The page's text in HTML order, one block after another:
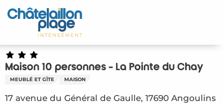
Aller
au
principal
Accueil
Découvrir
Activités
A vivre
Maison 10 personnes - La Pointe du Chay
MEUBLÉ ET GÎTE MAISON
17 avenue du Général de Gaulle, 17690 Angoulins